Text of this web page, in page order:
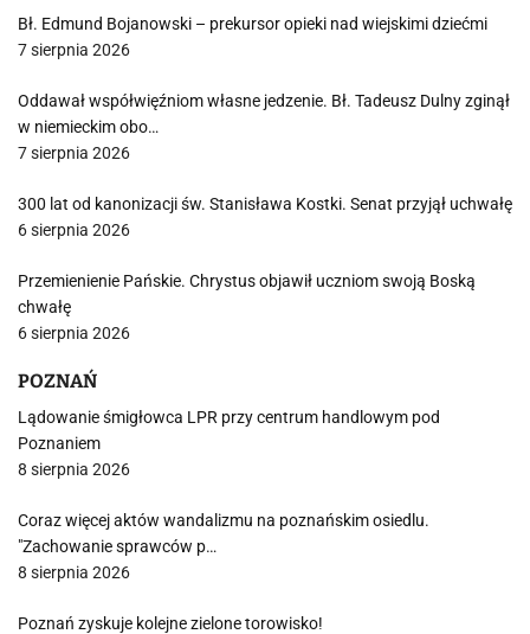
Bł. Edmund Bojanowski – prekursor opieki nad wiejskimi dziećmi
7 sierpnia 2026
Oddawał współwięźniom własne jedzenie. Bł. Tadeusz Dulny zginął
w niemieckim obo…
7 sierpnia 2026
300 lat od kanonizacji św. Stanisława Kostki. Senat przyjął uchwałę
6 sierpnia 2026
Przemienienie Pańskie. Chrystus objawił uczniom swoją Boską
chwałę
6 sierpnia 2026
POZNAŃ
Lądowanie śmigłowca LPR przy centrum handlowym pod
Poznaniem
8 sierpnia 2026
Coraz więcej aktów wandalizmu na poznańskim osiedlu.
"Zachowanie sprawców p…
8 sierpnia 2026
Poznań zyskuje kolejne zielone torowisko!